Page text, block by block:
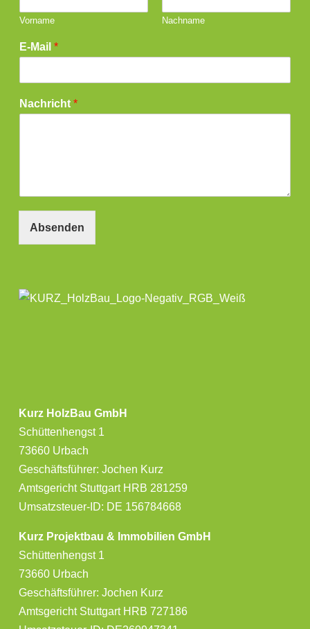
Vorname Nachname
E-Mail *
Nachricht *
Absenden
Kurz HolzBau GmbH
Schüttenhengst 1
73660 Urbach
Geschäftsführer: Jochen Kurz
Amtsgericht Stuttgart HRB 281259
Umsatzsteuer-ID: DE 156784668
Kurz Projektbau & Immobilien GmbH
Schüttenhengst 1
73660 Urbach
Geschäftsführer: Jochen Kurz
Amtsgericht Stuttgart HRB 727186